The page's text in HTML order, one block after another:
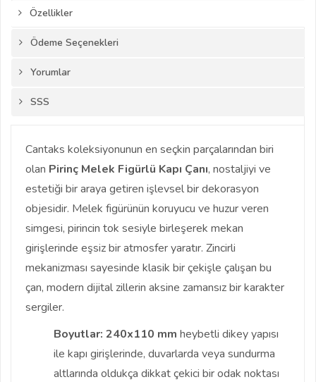
Özellikler
Ödeme Seçenekleri
Yorumlar
SSS
Cantaks koleksiyonunun en seçkin parçalarından biri
olan Pirinç Melek Figürlü Kapı Çanı, nostaljiyi ve
estetiği bir araya getiren işlevsel bir dekorasyon
objesidir. Melek figürünün koruyucu ve huzur veren
simgesi, pirincin tok sesiyle birleşerek mekan
girişlerinde eşsiz bir atmosfer yaratır. Zincirli
mekanizması sayesinde klasik bir çekişle çalışan bu
çan, modern dijital zillerin aksine zamansız bir karakter
sergiler.
Boyutlar: 240x110 mm heybetli dikey yapısı
ile kapı girişlerinde, duvarlarda veya sundurma
altlarında oldukça dikkat çekici bir odak noktası